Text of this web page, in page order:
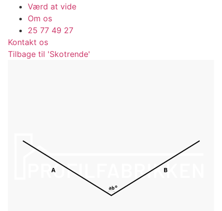
Værd at vide
Om os
25 77 49 27
Kontakt os
Tilbage til 'Skotrende'